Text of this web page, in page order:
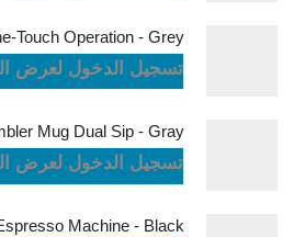
تسجيل الدخول لعرض
تسجيل الدخول لعرض
Machine - Black